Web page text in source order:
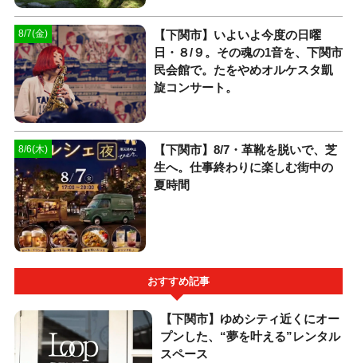
8/7(金)
【下関市】いよいよ今度の日曜
日・８/９。その魂の1音を、下関市
民会館で。たをやめオルケスタ凱
旋コンサート。
8/6(木)
【下関市】8/7・革靴を脱いで、芝
生へ。仕事終わりに楽しむ街中の
夏時間
おすすめ記事
【下関市】ゆめシティ近くにオー
プンした、“夢を叶える”レンタル
スペース